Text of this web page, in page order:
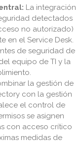
La integración
detectados
no autorizado)
en el Service Desk.
de seguridad de
equipo de TI y la
la gestión de
con la gestión
el control de
se asignen
con acceso crítico
medidas de